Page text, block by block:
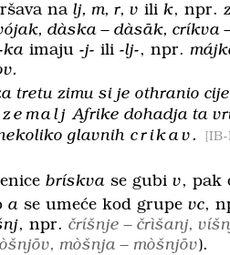
na lj, m, r, v ili k, npr.
dàska – dàsāk, críkva
ka imaju -j- ili -lj-, npr.
tretu zimu si je othranio
zemalj Afrike dohadja ta
glavnih crikav.
IB-
brískva se gubi v, pak
a se umeće kod grupe vc,
, npr. čríšnje – črìšanj,
mòšnja – mòšnjōv).